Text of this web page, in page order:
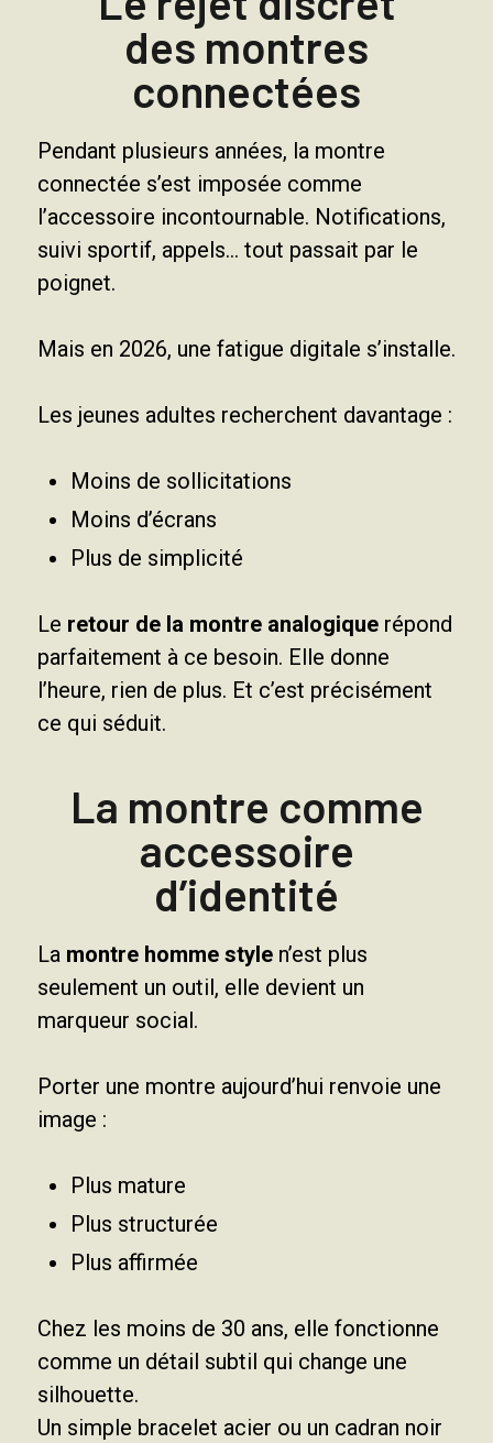
des montres
connectées
Pendant plusieurs années, la montre
connectée s’est imposée comme
l’accessoire incontournable. Notifications,
suivi sportif, appels… tout passait par le
poignet.
Mais en 2026, une fatigue digitale s’installe.
Les jeunes adultes recherchent davantage :
Moins de sollicitations
Moins d’écrans
Plus de simplicité
Le retour de la montre analogique répond
parfaitement à ce besoin. Elle donne
l’heure, rien de plus. Et c’est précisément
ce qui séduit.
La montre comme
accessoire
d’identité
La montre homme style n’est plus
seulement un outil, elle devient un
marqueur social.
Porter une montre aujourd’hui renvoie une
image :
Plus mature
Plus structurée
Plus affirmée
Chez les moins de 30 ans, elle fonctionne
comme un détail subtil qui change une
silhouette.
Un simple bracelet acier ou un cadran noir